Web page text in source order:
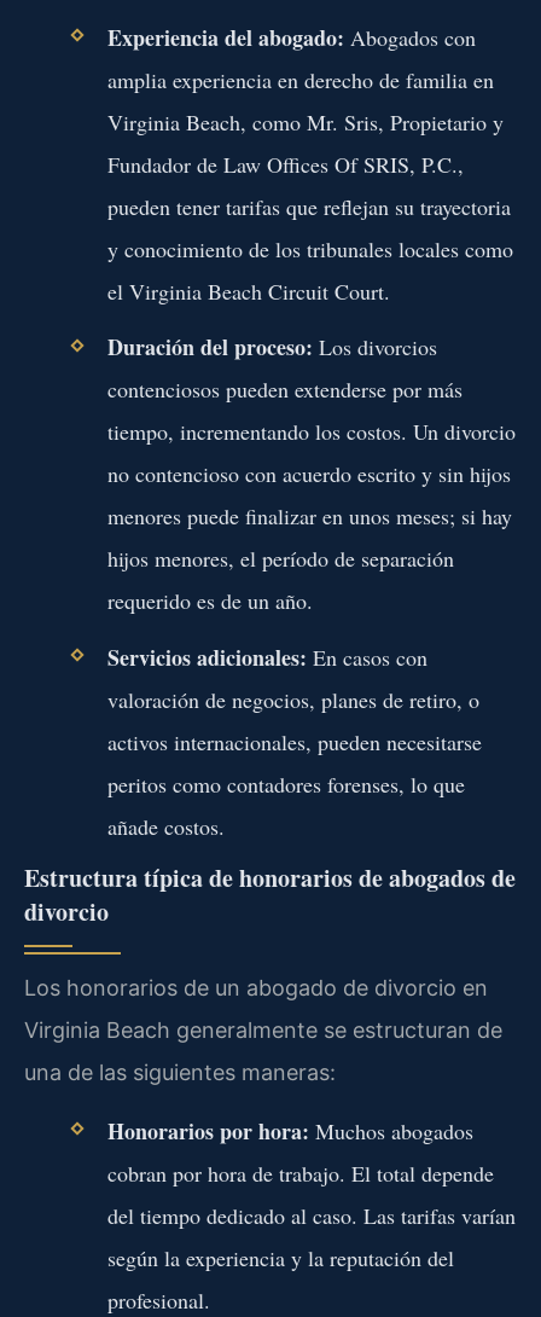
Experiencia del abogado: Abogados con
amplia experiencia en derecho de familia en
Virginia Beach, como Mr. Sris, Propietario y
Fundador de Law Offices Of SRIS, P.C.,
pueden tener tarifas que reflejan su trayectoria
y conocimiento de los tribunales locales como
el Virginia Beach Circuit Court.
Duración del proceso: Los divorcios
contenciosos pueden extenderse por más
tiempo, incrementando los costos. Un divorcio
no contencioso con acuerdo escrito y sin hijos
menores puede finalizar en unos meses; si hay
hijos menores, el período de separación
requerido es de un año.
Servicios adicionales: En casos con
valoración de negocios, planes de retiro, o
activos internacionales, pueden necesitarse
peritos como contadores forenses, lo que
añade costos.
Estructura típica de honorarios de abogados de
divorcio
Los honorarios de un abogado de divorcio en
Virginia Beach generalmente se estructuran de
una de las siguientes maneras:
Honorarios por hora: Muchos abogados
cobran por hora de trabajo. El total depende
del tiempo dedicado al caso. Las tarifas varían
según la experiencia y la reputación del
profesional.